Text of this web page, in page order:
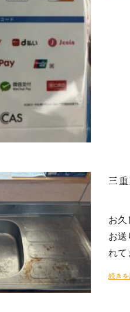
三
お久
お送
れて
続き